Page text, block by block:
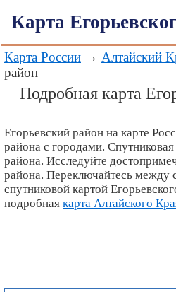
Карта
Карта России → Алтайский
район
Подробная карта
Егорьевский район на карте
района с городами. Спутниковая
района. Исследуйте
района. Переключайтесь между
спутниковой картой
подробная карта Алтайского